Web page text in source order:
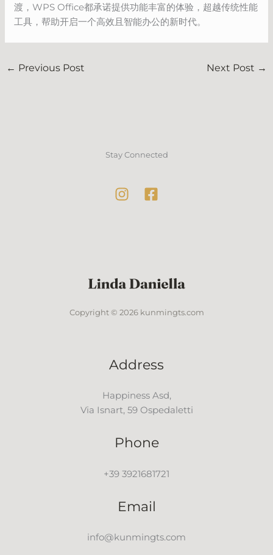
渡，WPS Office都承诺提供功能丰富的体验，超越传统性能
工具，帮助开启一个高效且智能办公的新时代。
← Previous Post Next Post →
Stay Connected
Copyright © 2026 kunmingts.com
Address
Happiness Asd,
Via Isnart, 59 Ospedaletti
Phone
+39 3921681721
Email
info@kunmingts.com